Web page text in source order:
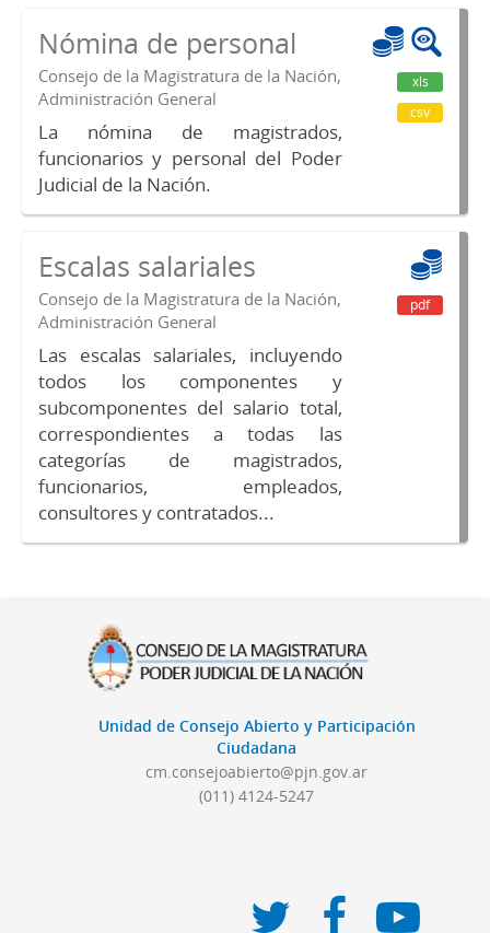
Nómina de personal
Consejo de la Magistratura de la Nación,
Administración General
La nómina de magistrados,
funcionarios y personal del Poder
Judicial de la Nación.
xls
csv
Escalas salariales
Consejo de la Magistratura de la Nación,
Administración General
Las escalas salariales, incluyendo
todos los componentes y
subcomponentes del salario total,
correspondientes a todas las
categorías de magistrados,
funcionarios, empleados,
consultores y contratados...
pdf
Unidad de Consejo Abierto y Participación
Ciudadana
cm.consejoabierto@pjn.gov.ar
(011) 4124-5247